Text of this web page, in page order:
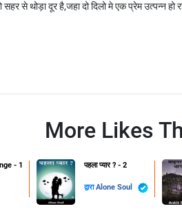
से थोड़ा दूर है,जहा दो दिलो मे एक प्रेम उत्पन्न
More Likes
- 1 पहला प्यार ? - 2
द्वाराAlone Soul